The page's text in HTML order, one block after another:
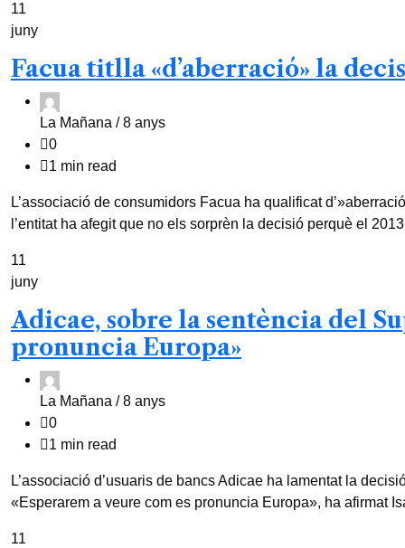
11
juny
Facua titlla «d’aberració» la
La Mañana /8 anys
0
1 min read
L’associació de consumidors Facua ha qualificat
l’entitat ha afegit que no els sorprèn la decisió perquè el
11
juny
Adicae, sobre la sentència del
pronuncia Europa»
La Mañana /8 anys
0
1 min read
L’associació d’usuaris de bancs Adicae ha lamentat la
«Esperarem a veure com es pronuncia Europa», ha afirmat
11